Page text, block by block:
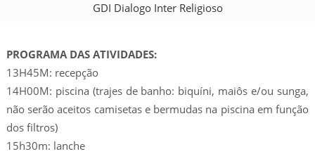
GDI Dialogo Inter Religioso
PROGRAMA DAS ATIVIDADES:
13H45M: recepção
14H00M: piscina (trajes de banho: biquíni, maiôs e/ou sunga,
não serão aceitos camisetas e bermudas na piscina em função
dos filtros)
15h30m: lanche